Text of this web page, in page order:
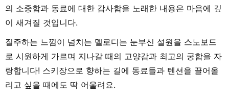
의 소중함과 동료에 대한 감사함을 노래한 내용은 마음에 깊
이 새겨질 것입니다.
질주하는 느낌이 넘치는 멜로디는 눈부신 설원을 스노보드
로 시원하게 가르며 지나갈 때의 고양감과 최고의 궁합을 자
랑합니다! 스키장으로 향하는 길에 동료들과 텐션을 끌어올
리고 싶을 때에도 딱 어울려요.